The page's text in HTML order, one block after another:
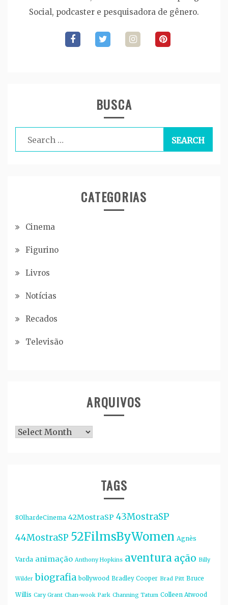
Social, podcaster e pesquisadora de gênero.
BUSCA
for:
CATEGORIAS
Cinema
Figurino
Livros
Notícias
Recados
Televisão
ARQUIVOS
Arquivos
TAGS
8OlhardeCinema 42MostraSP 43MostraSP
44MostraSP 52FilmsByWomen Agnès
Varda animação Anthony Hopkins aventura ação Billy
Wilder biografia bollywood Bradley Cooper Brad Pitt Bruce
Willis Cary Grant Chan-wook Park Channing Tatum Colleen Atwood